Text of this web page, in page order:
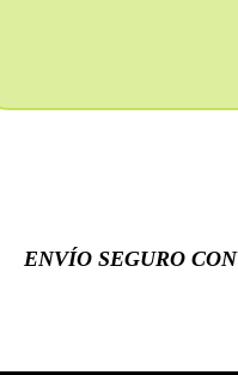
ENVÍO SEGURO CON